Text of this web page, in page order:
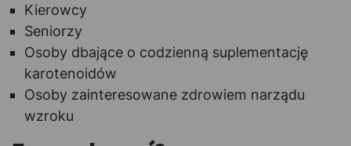
Kierowcy
Seniorzy
Osoby dbające o codzienną suplementację
karotenoidów
Osoby zainteresowane zdrowiem narządu
wzroku